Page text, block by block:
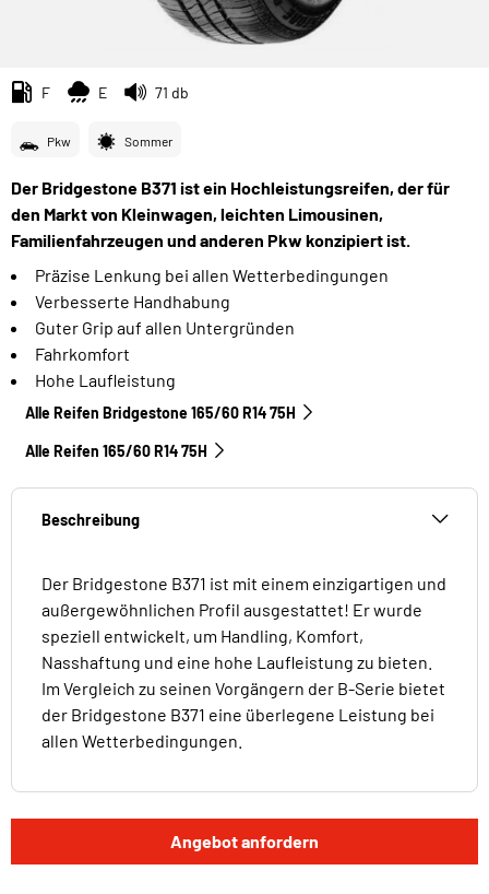
F E 71 db
Pkw Sommer
Der Bridgestone B371 ist ein Hochleistungsreifen, der für
den Markt von Kleinwagen, leichten Limousinen,
Familienfahrzeugen und anderen Pkw konzipiert ist.
Präzise Lenkung bei allen Wetterbedingungen
Verbesserte Handhabung
Guter Grip auf allen Untergründen
Fahrkomfort
Hohe Laufleistung
Alle Reifen Bridgestone 165/60 R14 75H
Alle Reifen‎ 165/60 R14 75H
Beschreibung
Der Bridgestone B371 ist mit einem einzigartigen und
außergewöhnlichen Profil ausgestattet! Er wurde
speziell entwickelt, um Handling, Komfort,
Nasshaftung und eine hohe Laufleistung zu bieten.
Im Vergleich zu seinen Vorgängern der B-Serie bietet
der Bridgestone B371 eine überlegene Leistung bei
allen Wetterbedingungen.
Angebot anfordern